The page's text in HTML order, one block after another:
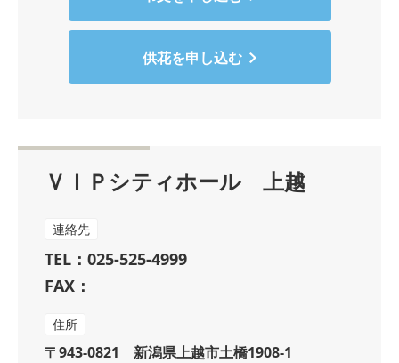
供花を申し込む
ＶＩＰシティホール 上越
連絡先
TEL：025-525-4999
FAX：
住所
〒943-0821 新潟県上越市土橋1908-1